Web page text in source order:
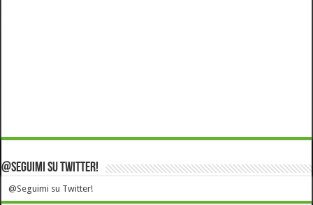
@Seguimi su Twitter!
@Seguimi su Twitter!